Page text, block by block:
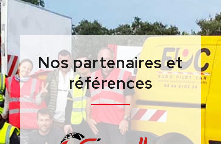
Nos partenaires et
références